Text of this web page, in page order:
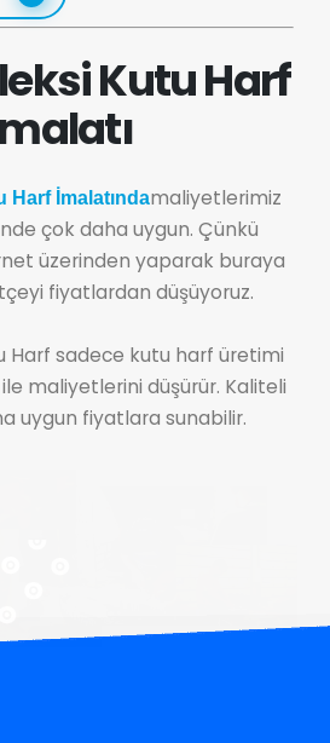
Kutu Harf
Harf İmalatındamaliyetlerimiz
çok daha uygun. Çünkü
üzerinden yaparak buraya
fiyatlardan düşüyoruz.
Harf sadece kutu harf üretimi
maliyetlerini düşürür. Kaliteli
uygun fiyatlara sunabilir.